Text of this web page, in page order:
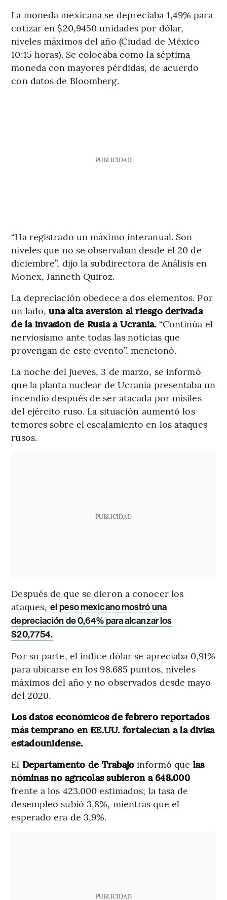
La moneda mexicana se depreciaba 1,49% para
cotizar en $20,9450 unidades por dólar,
niveles máximos del año (Ciudad de México
10:15 horas). Se colocaba como la séptima
moneda con mayores pérdidas, de acuerdo
con datos de Bloomberg.
PUBLICIDAD
“Ha registrado un máximo interanual. Son
niveles que no se observaban desde el 20 de
diciembre”, dijo la subdirectora de Análisis en
Monex, Janneth Quiroz.
La depreciación obedece a dos elementos. Por
un lado,una alta aversión al riesgo derivada
de la invasión de Rusia a Ucrania. “Continúa el
nerviosismo ante todas las noticias que
provengan de este evento”, mencionó.
La noche del jueves, 3 de marzo, se informó
que la planta nuclear de Ucrania presentaba un
incendio después de ser atacada por misiles
del ejército ruso. La situación aumentó los
temores sobre el escalamiento en los ataques
rusos.
PUBLICIDAD
Después de que se dieron a conocer los
ataques, el peso mexicano mostró una
depreciación de 0,64% para alcanzar los
$20,7754.
Por su parte, el índice dólar se apreciaba 0,91%
para ubicarse en los 98.685 puntos, niveles
máximos del año y no observados desde mayo
del 2020.
Los datos económicos de febrero reportados
más temprano en EE.UU. fortalecían a la divisa
estadounidense.
El Departamento de Trabajo informó que las
nóminas no agrícolas subieron a 648.000
frente a los 423.000 estimados; la tasa de
desempleo subió 3,8%, mientras que el
esperado era de 3,9%.
PUBLICIDAD